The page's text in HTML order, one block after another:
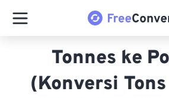
Tonnes ke
(Konversi